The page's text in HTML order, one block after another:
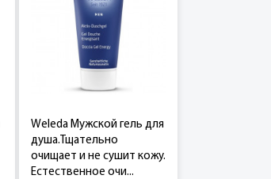
Weleda Мужской гель для
душа.Тщательно
очищает и не сушит кожу.
Естественное очи...